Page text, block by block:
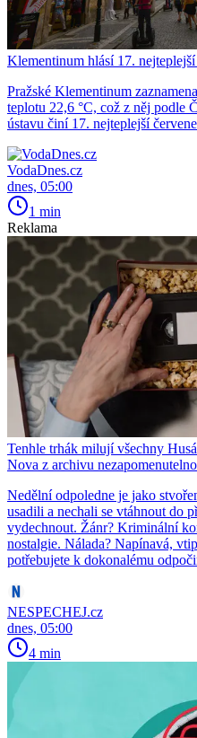
Klementinum hlásí 17.
Pražské Klementinum
teplotu 22,6 °C, což z něj podle
ústavu činí 17. nejteplejší
VodaDnes.cz
dnes, 05:00
1 min
Reklama
Tenhle trhák milují všechny
Nova z archivu
Nedělní odpoledne je jako
usadili a nechali se vtáhnout do
vydechnout. Žánr? Kriminální
nostalgie. Nálada? Napínavá,
potřebujete k dokonalému
NESPECHEJ.cz
dnes, 05:00
4 min